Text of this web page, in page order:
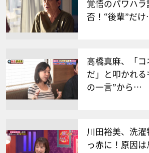
覚悟のパワハラ
否！“後輩”だ
高橋真麻、「
だ」と叩かれ
の一言”から…
川田裕美、洗
っ赤に！原因